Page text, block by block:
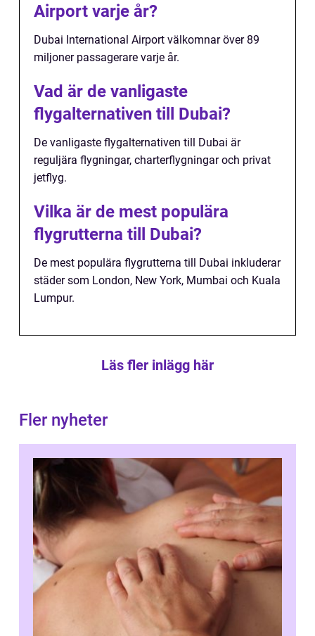
Airport varje år?
Dubai International Airport välkomnar över 89
miljoner passagerare varje år.
Vad är de vanligaste
flygalternativen till Dubai?
De vanligaste flygalternativen till Dubai är
reguljära flygningar, charterflygningar och privat
jetflyg.
Vilka är de mest populära
flygrutterna till Dubai?
De mest populära flygrutterna till Dubai inkluderar
städer som London, New York, Mumbai och Kuala
Lumpur.
Läs fler inlägg här
Fler nyheter